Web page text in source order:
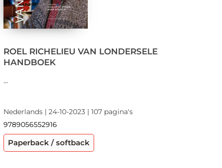
ROEL RICHELIEU VAN LONDERSELE
HANDBOEK
...
Nederlands | 24-10-2023 | 107 pagina's
9789056552916
Paperback / softback